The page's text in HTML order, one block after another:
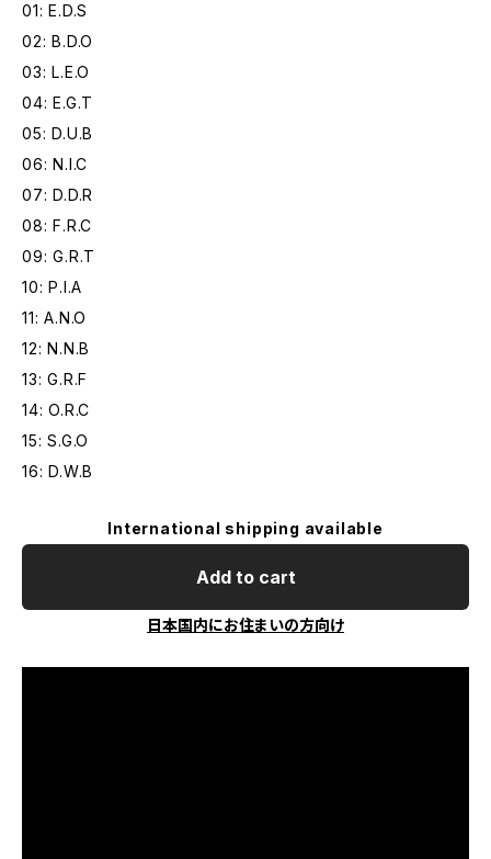
01: E.D.S
02: B.D.O
03: L.E.O
04: E.G.T
05: D.U.B
06: N.I.C
07: D.D.R
08: F.R.C
09: G.R.T
10: P.I.A
11: A.N.O
12: N.N.B
13: G.R.F
14: O.R.C
15: S.G.O
16: D.W.B
International shipping available
Add to cart
日本国内にお住まいの方向け